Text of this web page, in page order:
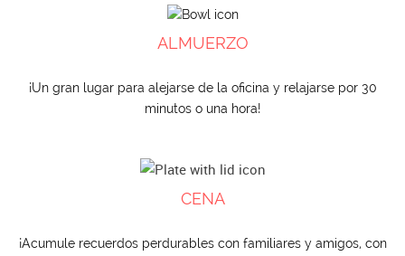
ALMUERZO
¡Un gran lugar para alejarse de la oficina y relajarse por 30
minutos o una hora!
CENA
¡Acumule recuerdos perdurables con familiares y amigos, con